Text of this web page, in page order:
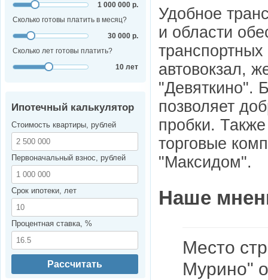
Удобное
и области
автовокзал,
"Девяткино".
позволяет
пробки.
торговые
"Максидом".
Наше
Место
Мурино"
1 000 000 р.
Сколько готовы платить в месяц?
30 000 р.
Сколько лет готовы платить?
10 лет
Ипотечный калькулятор
Стоимость квартиры, рублей
Первоначальный взнос, рублей
Срок ипотеки, лет
Процентная ставка, %
Рассчитать